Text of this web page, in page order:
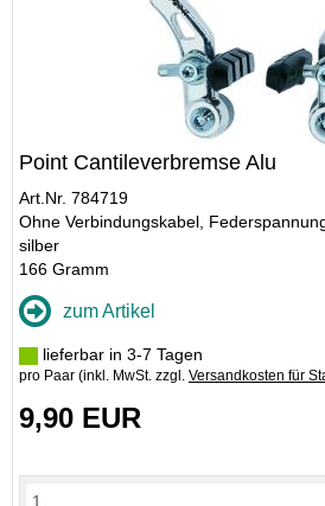
Point Cantileverbremse Alu
Art.Nr. 784719
Ohne Verbindungskabel,
silber
166 Gramm
zum Artikel
lieferbar in 3-7 Tagen
pro Paar (inkl. MwSt. zzgl. Versandkosten für
9,90 EUR